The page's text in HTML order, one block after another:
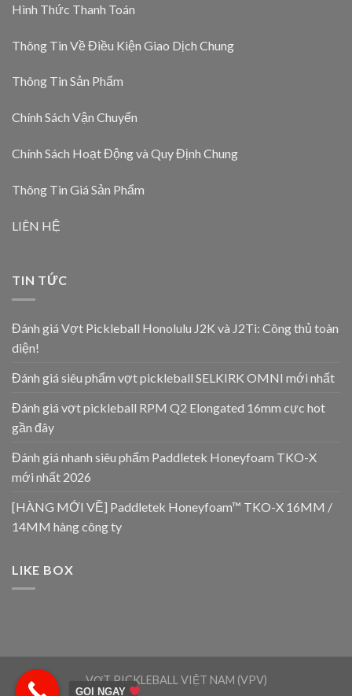
Hình Thức Thanh Toán
Thông Tin Về Điều Kiện Giao Dịch Chung
Thông Tin Sản Phẩm
Chính Sách Vận Chuyển
Chính Sách Hoạt Động và Quy Định Chung
Thông Tin Giá Sản Phẩm
LIÊN HỆ
TIN TỨC
Đánh giá Vợt Pickleball Honolulu J2K và J2Ti: Công thủ toàn
diện!
Đánh giá siêu phẩm vợt pickleball SELKIRK OMNI mới nhất
Đánh giá vợt pickleball RPM Q2 Elongated 16mm cực hot
gần đây
Đánh giá nhanh siêu phẩm Paddletek Honeyfoam TKO-X
mới nhất 2026
[HÀNG MỚI VỀ] Paddletek Honeyfoam™ TKO-X 16MM /
14MM hàng công ty
LIKE BOX
VỢT PICKLEBALL VIỆT NAM (VPV)
GỌI NGAY